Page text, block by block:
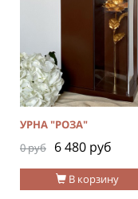
В корзину
УРНА "РОЗА"
0 руб 6 480 руб